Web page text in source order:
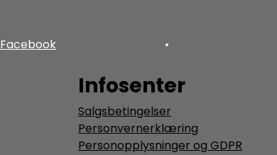
Facebook •
Infosenter
Salgsbetingelser
Personvernerklæring
Personopplysninger og GDPR